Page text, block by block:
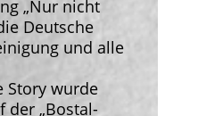
„Nur nicht
Deutsche
und alle
Story wurde
der „Bostal-